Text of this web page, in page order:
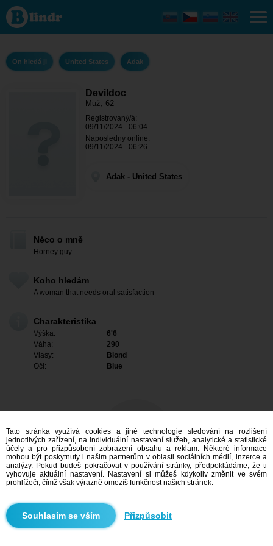
Devildoc
- On
hledá ji
Adak
On hledá ji United States Adak
Devildoc
Muž, 62
Registrovaný/á:
09/11/2024 - 06:04
Naposledny online:
09/11/2024 - 06:26
Adak - United States
Něco o mně
Horney guy
Koho hledám
A woman that needs oral satisfaction
Charakteristika
Výška:
6'6
Váha:
290
Vlasy:
Blond
Oči:
Blue
Mám zájem
Vyhledávání
Tato stránka využívá cookies a jiné technologie sledování na rozlišení
jednotlivých zařízení, na individuální nastavení služeb, analytické a statistické
účely a pro přizpůsobení zobrazení obsahu a reklam. Některé informace
mohou být poskytnuty i našim partnerům v oblasti sociálních médií, inzerce a
analýzy. Pokud budeš pokračovat v používání stránky, předpokládáme, že ti
vyhovuje aktuální nastavení. Nastavení si můžeš kdykoliv změnit ve svém
prohlížeči, čímž však výrazně omezíš funkčnost našich stránek.
Přizpůsobit